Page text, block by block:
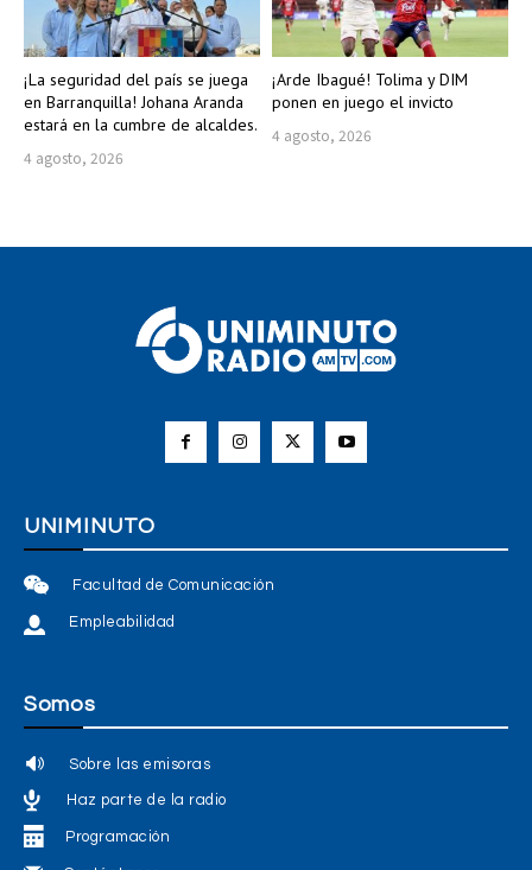
¡La seguridad del país se juega
en Barranquilla! Johana Aranda
estará en la cumbre de alcaldes.
4 agosto, 2026
¡Arde Ibagué! Tolima y DIM
ponen en juego el invicto
4 agosto, 2026
UNIMINUTO
Facultad de Comunicación
Empleabilidad
Somos
Sobre las emisoras
Haz parte de la radio
Programación